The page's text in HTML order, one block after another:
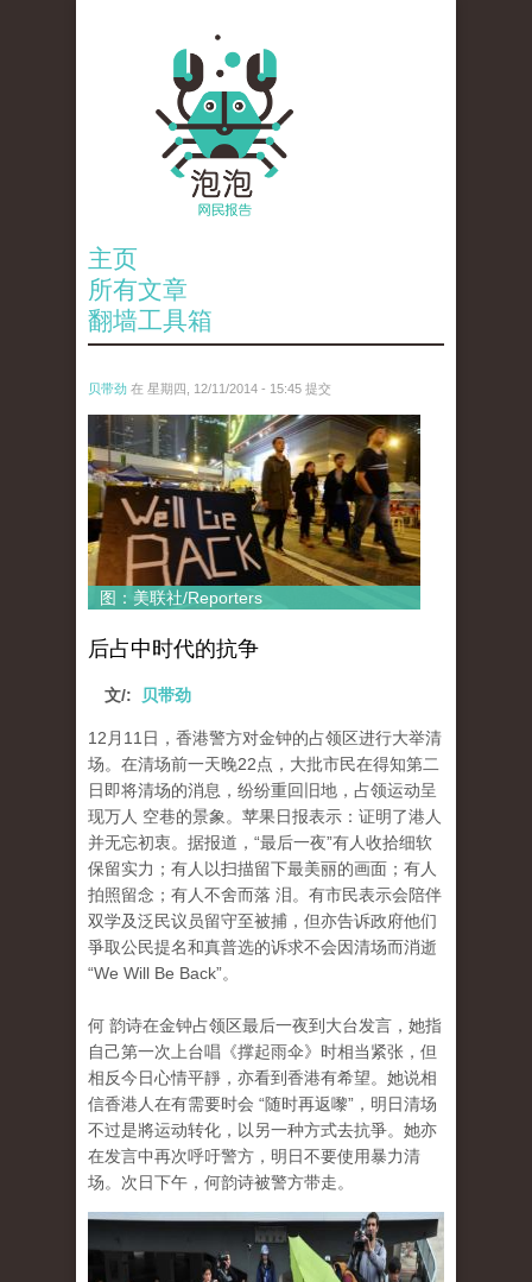
主页
所有文章
翻墙工具箱
贝带劲 在 星期四, 12/11/2014 - 15:45 提交
reporters_18475535.jpg
图：美联社/Reporters
后占中时代的抗争
文/: 贝带劲
12月11日，香港警方对金钟的占领区进行大举清
场。在清场前一天晚22点，大批市民在得知第二
日即将清场的消息，纷纷重回旧地，占领运动呈
现万人 空巷的景象。苹果日报表示：证明了港人
并无忘初衷。据报道，“最后一夜”有人收拾细软
保留实力；有人以扫描留下最美丽的画面；有人
拍照留念；有人不舍而落 泪。有市民表示会陪伴
双学及泛民议员留守至被捕，但亦告诉政府他们
爭取公民提名和真普选的诉求不会因清场而消逝
“We Will Be Back”。
何 韵诗在金钟占领区最后一夜到大台发言，她指
自己第一次上台唱《撑起雨伞》时相当紧张，但
相反今日心情平靜，亦看到香港有希望。她说相
信香港人在有需要时会 “随时再返嚟”，明日清场
不过是將运动转化，以另一种方式去抗爭。她亦
在发言中再次呼吁警方，明日不要使用暴力清
场。次日下午，何韵诗被警方带走。